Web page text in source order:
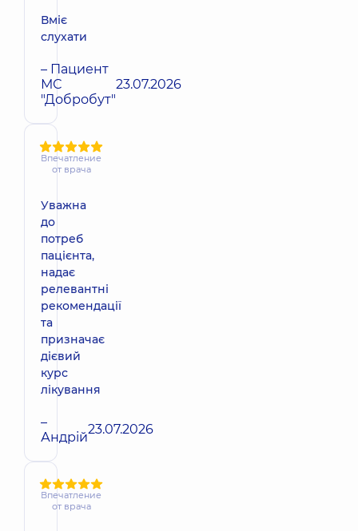
Вміє
слухати
– Пациент
МС
"Добробут"
23.07.2026
Впечатление
от врача
Уважна
до
потреб
пацієнта,
надає
релевантні
рекомендації
та
призначає
дієвий
курс
лікування
–
Андрій23.07.2026
Впечатление
от врача